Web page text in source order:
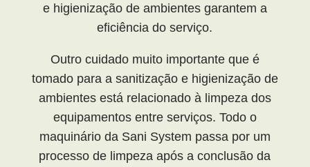
e higienização de ambientes garantem a
eficiência do serviço.
Outro cuidado muito importante que é
tomado para a sanitização e higienização de
ambientes está relacionado à limpeza dos
equipamentos entre serviços. Todo o
maquinário da Sani System passa por um
processo de limpeza após a conclusão da